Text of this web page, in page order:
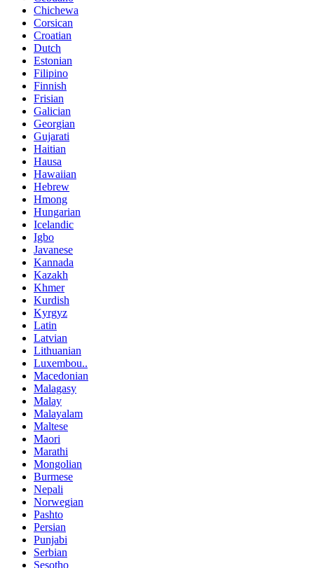
Chichewa
Corsican
Croatian
Dutch
Estonian
Filipino
Finnish
Frisian
Galician
Georgian
Gujarati
Haitian
Hausa
Hawaiian
Hebrew
Hmong
Hungarian
Icelandic
Igbo
Javanese
Kannada
Kazakh
Khmer
Kurdish
Kyrgyz
Latin
Latvian
Lithuanian
Luxembou..
Macedonian
Malagasy
Malay
Malayalam
Maltese
Maori
Marathi
Mongolian
Burmese
Nepali
Norwegian
Pashto
Persian
Punjabi
Serbian
Sesotho